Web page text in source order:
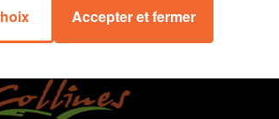
Accepter et fermer